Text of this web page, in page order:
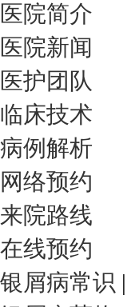
医院简介
医院新闻
医护团队
临床技术
病例解析
网络预约
来院路线
在线预约
银屑病常识 |